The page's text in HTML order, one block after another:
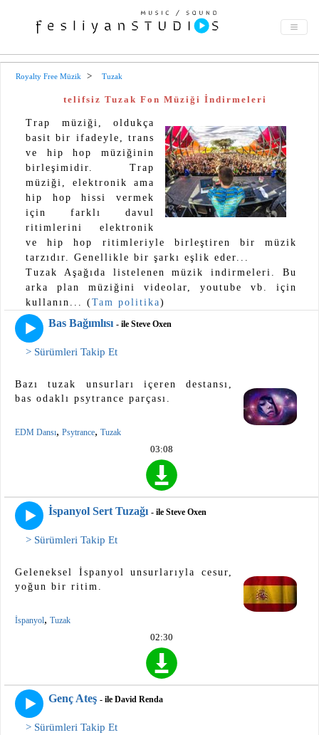
Royalty Free Müzik Tuzak
telifsiz Tuzak Fon Müziği İndirmeleri
Trap müziği, oldukça
basit bir ifadeyle, trans
ve hip hop müziğinin
birleşimidir. Trap
müziği, elektronik ama
hip hop hissi vermek
için farklı davul
ritimlerini elektronik
ve hip hop ritimleriyle birleştiren bir müzik
tarzıdır. Genellikle bir şarkı eşlik eder...
Tuzak Aşağıda listelenen müzik indirmeleri. Bu
arka plan müziğini videolar, youtube vb. için
kullanın... (Tam politika)
Bas Bağımlısı - ile Steve Oxen
> Sürümleri Takip Et
Bazı tuzak unsurları içeren destansı,
bas odaklı psytrance parçası.
EDM Dansı, Psytrance, Tuzak
03:08
İspanyol Sert Tuzağı - ile Steve Oxen
> Sürümleri Takip Et
Geleneksel İspanyol unsurlarıyla cesur,
yoğun bir ritim.
İspanyol, Tuzak
02:30
Genç Ateş - ile David Renda
> Sürümleri Takip Et